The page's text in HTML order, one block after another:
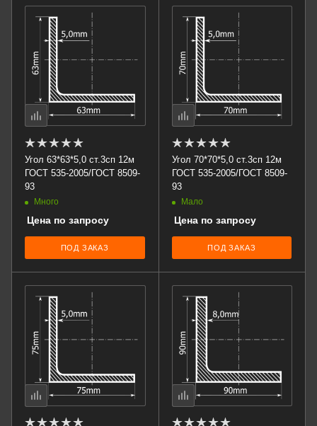
Угол 63*63*5,0 ст.3сп 12м
ГОСТ 535-2005/ГОСТ 8509-
93
Много
Цена по запросу
ПОД ЗАКАЗ
Угол 70*70*5,0 ст.3сп 12м
ГОСТ 535-2005/ГОСТ 8509-
93
Мало
Цена по запросу
ПОД ЗАКАЗ